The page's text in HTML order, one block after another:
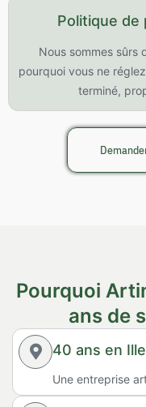
Politique de
Nous sommes sûrs
pourquoi vous ne
terminé,
Pourquoi
ans de
40 ans en
Une entreprise